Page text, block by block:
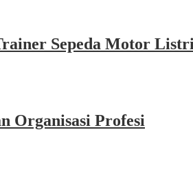
Sepeda Motor
Organisasi Profesi